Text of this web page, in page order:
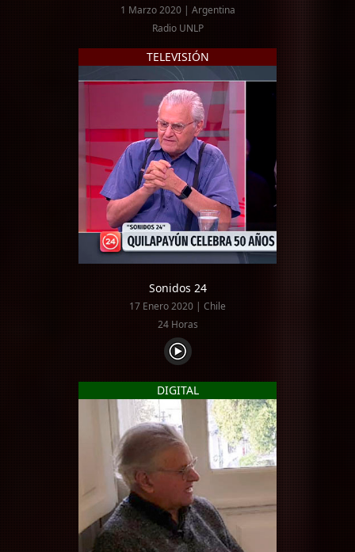
1 Marzo 2020 | Argentina
Radio UNLP
TELEVISIÓN
Sonidos 24
17 Enero 2020 | Chile
24 Horas
DIGITAL